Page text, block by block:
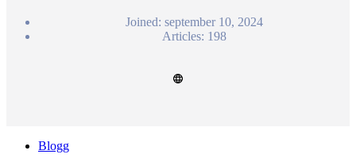
Joined: september 10, 2024
Articles: 198
Blogg